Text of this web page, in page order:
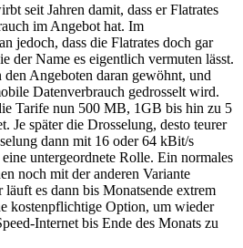
seit Jahren damit, dass er Flatrates
im Angebot hat. Im
jedoch, dass die Flatrates doch gar
der Name es eigentlich vermuten lässt.
Angeboten daran gewöhnt, und
Datenverbrauch gedrosselt wird.
Tarife nun 500 MB, 1GB bis hin zu 5
Je später die Drosselung, desto teurer
dann mit 16 oder 64 kBit/s
untergeordnete Rolle. Ein normales
noch mit der anderen Variante
es dann bis Monatsende extrem
kostenpflichtige Option, um wieder
Internet bis Ende des Monats zu